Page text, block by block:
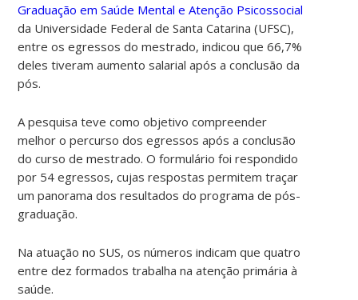
Graduação em Saúde Mental e Atenção Psicossocial
da Universidade Federal de Santa Catarina (UFSC),
entre os egressos do mestrado, indicou que 66,7%
deles tiveram aumento salarial após a conclusão da
pós.
A pesquisa teve como objetivo compreender
melhor o percurso dos egressos após a conclusão
do curso de mestrado. O formulário foi respondido
por 54 egressos, cujas respostas permitem traçar
um panorama dos resultados do programa de pós-
graduação.
Na atuação no SUS, os números indicam que quatro
entre dez formados trabalha na atenção primária à
saúde.